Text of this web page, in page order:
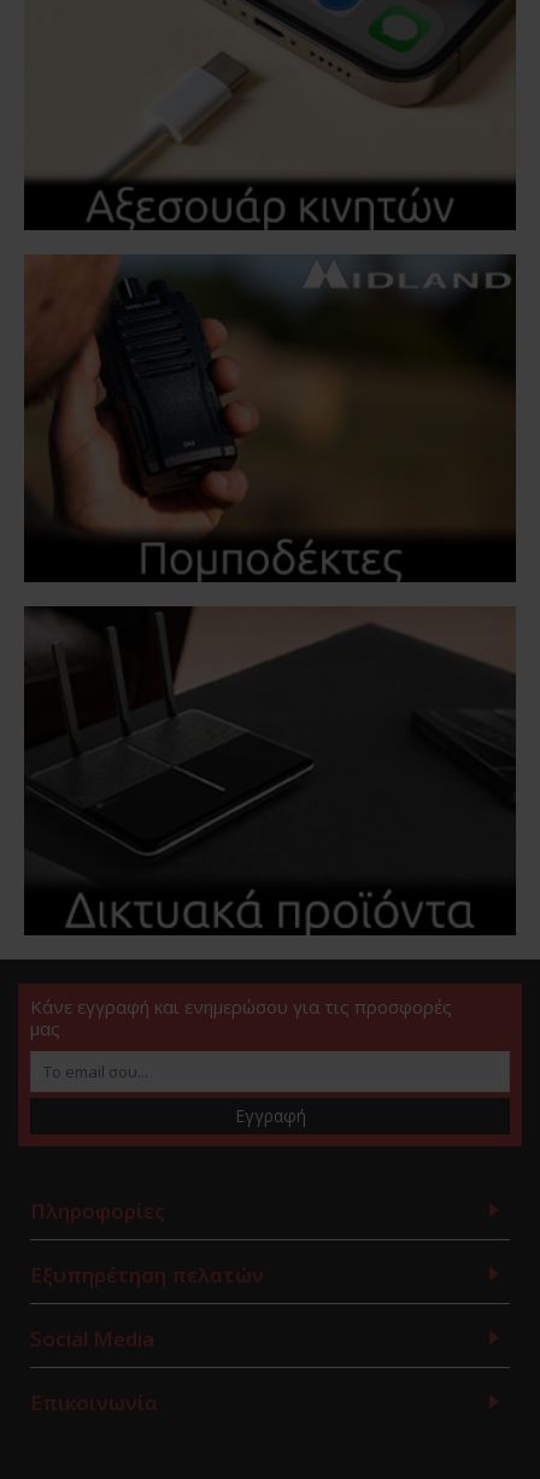
Κάνε εγγραφή και ενημερώσου για τις προσφορές
μας
Εγγραφή
Πληροφορίες
Εξυπηρέτηση πελατών
Social Media
Επικοινωνία